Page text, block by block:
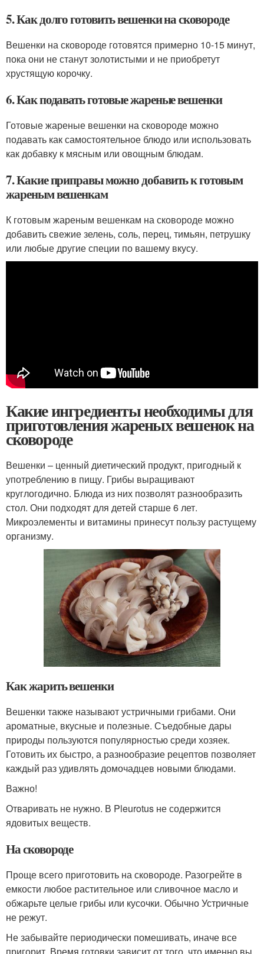
5. Как долго готовить вешенки на сковороде
Вешенки на сковороде готовятся примерно 10-15 минут,
пока они не станут золотистыми и не приобретут
хрустящую корочку.
6. Как подавать готовые жареные вешенки
Готовые жареные вешенки на сковороде можно
подавать как самостоятельное блюдо или использовать
как добавку к мясным или овощным блюдам.
7. Какие приправы можно добавить к готовым
жареным вешенкам
К готовым жареным вешенкам на сковороде можно
добавить свежие зелень, соль, перец, тимьян, петрушку
или любые другие специи по вашему вкусу.
Какие ингредиенты необходимы для
приготовления жареных вешенок на
сковороде
Вешенки – ценный диетический продукт, пригодный к
употреблению в пищу. Грибы выращивают
круглогодично. Блюда из них позволят разнообразить
стол. Они подходят для детей старше 6 лет.
Микроэлементы и витамины принесут пользу растущему
организму.
Как жарить вешенки
Вешенки также называют устричными грибами. Они
ароматные, вкусные и полезные. Съедобные дары
природы пользуются популярностью среди хозяек.
Готовить их быстро, а разнообразие рецептов позволяет
каждый раз удивлять домочадцев новыми блюдами.
Важно!
Отваривать не нужно. В Pleurotus не содержится
ядовитых веществ.
На сковороде
Проще всего приготовить на сковороде. Разогрейте в
емкости любое растительное или сливочное масло и
обжарьте целые грибы или кусочки. Обычно Устричные
не режут.
Не забывайте периодически помешивать, иначе все
пригорит. Время готовки зависит от того, что именно вы